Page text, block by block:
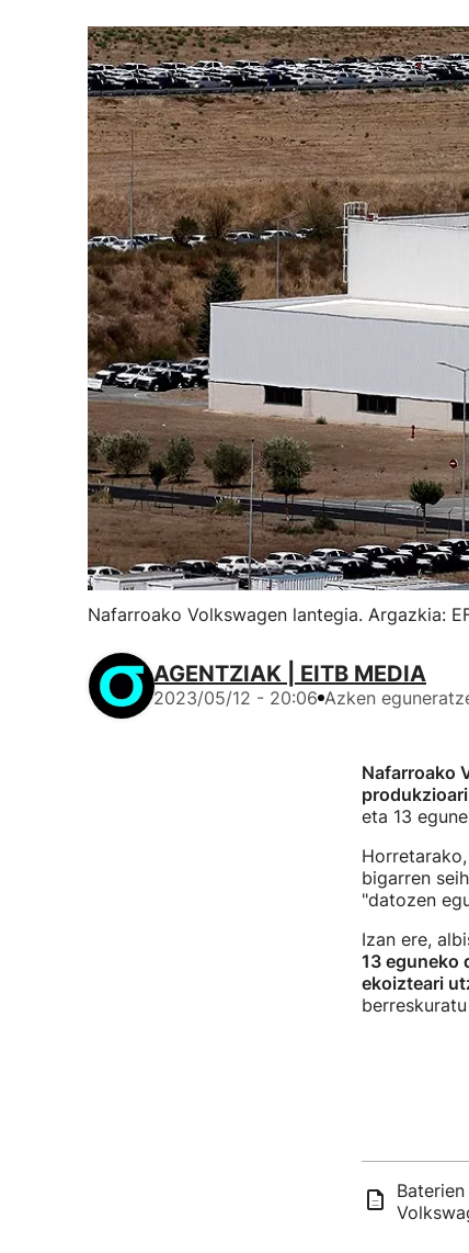
Nafarroako Volkswagen lantegia. Argazkia:
AGENTZIAK | EITB MEDIA
2023/05/12 - 20:06 Azken
Nafarroako
eta 13
bigarren
"datozen
Izan ere,
13 eguneko
ekoizteari